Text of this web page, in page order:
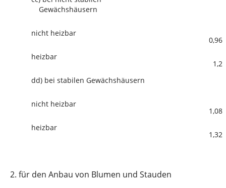
Gewächshäusern
nicht heizbar
0,96
heizbar
1,2
dd) bei stabilen Gewächshäusern
nicht heizbar
1,08
heizbar
1,32
2. für den Anbau von Blumen und Stauden